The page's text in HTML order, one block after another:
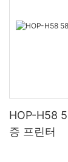
HOP-H58
증 프린터